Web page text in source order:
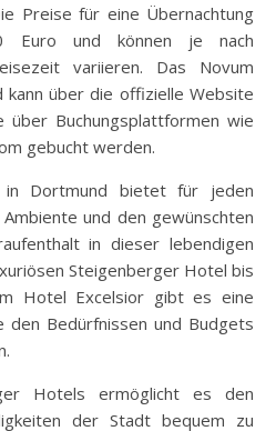
Preise für eine Übernachtung
Euro und können je nach
variieren. Das Novum
über die offizielle Website
Buchungsplattformen wie
gebucht werden.
Dortmund bietet für jeden
und den gewünschten
in dieser lebendigen
Steigenberger Hotel bis
Hotel Excelsior gibt es eine
den Bedürfnissen und Budgets
Hotels ermöglicht es den
der Stadt bequem zu